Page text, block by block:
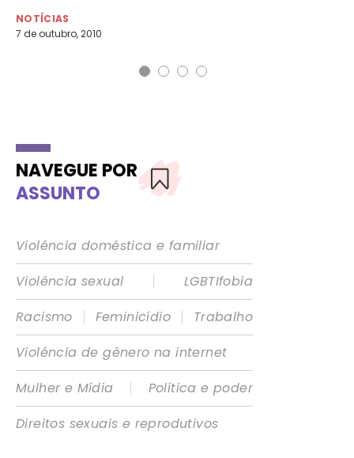
NOTÍCIAS
7 de outubro, 2010
NAVEGUE POR
ASSUNTO
Violência doméstica e familiar
Violência sexual
|
LGBTIfobia
Racismo
| Feminicídio |
Trabalho
Violência de gênero na internet
Mulher e Mídia
|
Política e poder
Direitos sexuais e reprodutivos